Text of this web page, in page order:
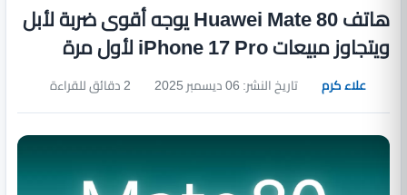
هاتف Huawei Mate 80 يوجه أقوى ضربة لأبل
ويتجاوز مبيعات iPhone 17 Pro لأول مرة
علاء كرم تاريخ النشر: 06 ديسمبر 2025